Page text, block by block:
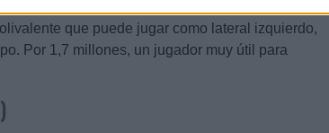
que puede jugar como lateral izquierdo,
Por 1,7 millones, un jugador muy útil para